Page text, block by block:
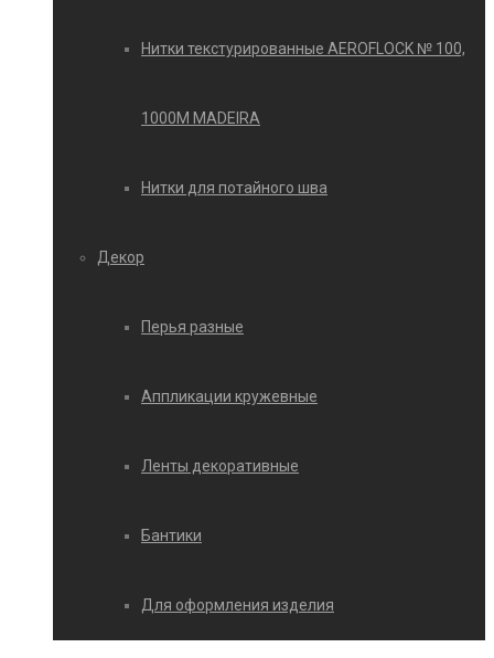
Нитки текстурированные AEROFLOCK № 100,
1000М MADEIRA
Нитки для потайного шва
Декор
Перья разные
Аппликации кружевные
Ленты декоративные
Бантики
Для оформления изделия